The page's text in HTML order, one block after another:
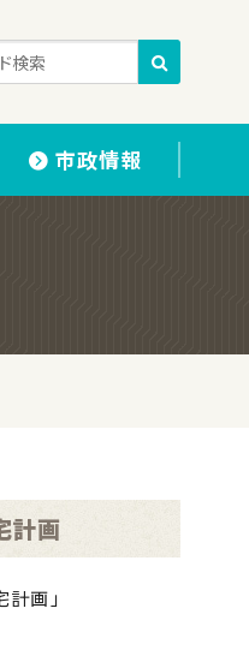
市政情報
計画
計画」